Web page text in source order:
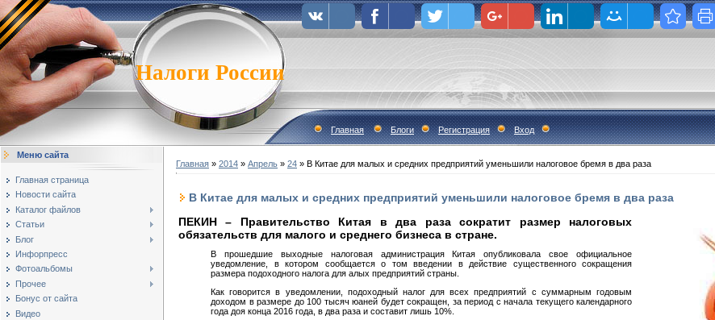
Налоги России
Главная Блоги Регистрация Вход
Меню сайта
Главная страница
Новости сайта
Каталог файлов
Статьи
Блог
Инфорпресс
Фотоальбомы
Прочее
Бонус от сайта
Видео
Главная » 2014 » Апрель » 24 » В Китае для малых и средних предприятий уменьшили налоговое бремя в два раза
В Китае для малых и средних предприятий уменьшили налоговое бремя в два раза
ПЕКИН – Правительство Китая в два раза сократит размер налоговых
обязательств для малого и среднего бизнеса в стране.
В прошедшие выходные налоговая администрация Китая опубликовала свое официальное
уведомление, в котором сообщается о том введении в действие существенного сокращения
размера подоходного налога для алых предприятий страны.
Как говорится в уведомлении, подоходный налог для всех предприятий с суммарным годовым
доходом в размере до 100 тысяч юаней будет сокращен, за период с начала текущего календарного
года доя конца 2016 года, в два раза и составит лишь 10%.